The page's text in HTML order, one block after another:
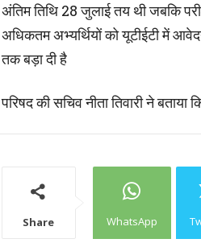
अंतिम तिथि 28 जुलाई तय थी जबकि
अधिकतम अभ्यर्थियों को यूटीईटी में
तक बड़ा दी है
परिषद की सचिव नीता तिवारी ने
Share WhatsApp